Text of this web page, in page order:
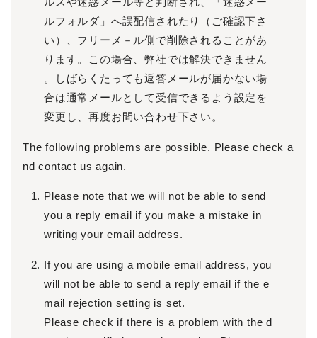
ルフォルダ」へ誤配信されたり（ご確認下さ
い）、フリーメ－ル側で削除されることがあ
ります。この場合、弊社では解決できません
。しばらくたっても返答メールが届かない場
合は通常メールとして受信できるよう設定を
変更し、再度お問い合わせ下さい。
The following problems are possible. Please check a
nd contact us again.
Please note that we will not be able to send
you a reply email if you make a mistake in
writing your email address.
If you are using a mobile email address, you
will not be able to send a reply email if the e
mail rejection setting is set.
Please check if there is a problem with the d